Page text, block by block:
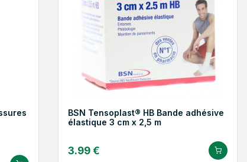
BSN Tensoplast® HB Bande adhésive
élastique 3 cm x 2,5 m
3.99 €